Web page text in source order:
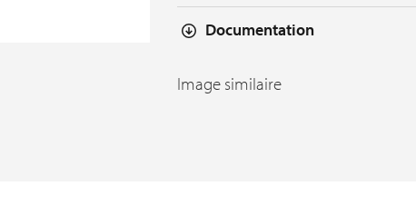
Documentation
Image similaire